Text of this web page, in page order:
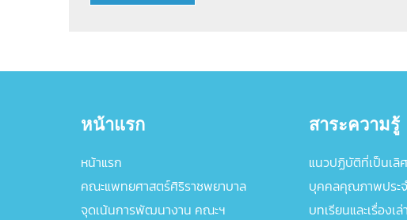
หน้าแรก
หน้าแรก
คณะแพทยศาสตร์ศิริราชพยาบาล
จุดเน้นการพัฒนางาน คณะฯ
สาระความรู้
แนวปฏิบัติที่เป็นเลิ
บุคคลคุณภาพประจ
บทเรียนและเรื่องเ